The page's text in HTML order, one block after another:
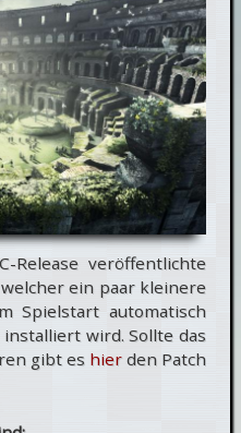
Release veröffentlichte
ein paar kleinere
Spielstart automatisch
wird. Sollte das
gibt es hier den Patch